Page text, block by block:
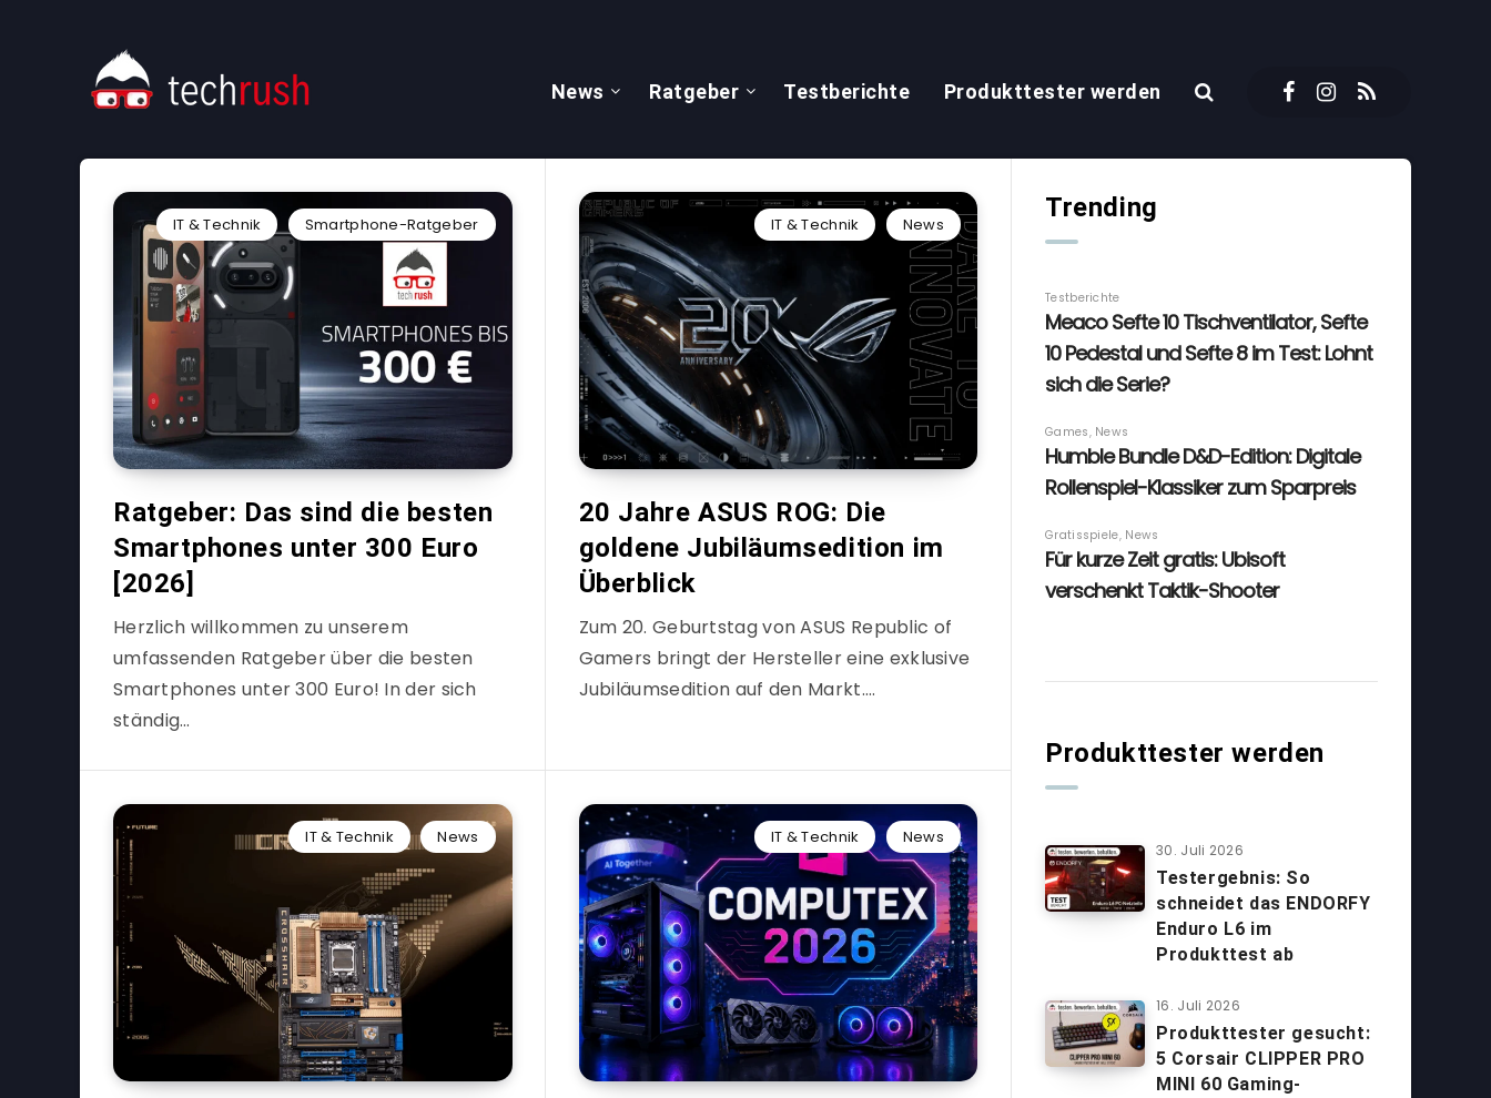
News Ratgeber Testberichte Produkttester werden
IT & Technik Smartphone-Ratgeber
Ratgeber: Das sind die besten
Smartphones unter 300 Euro
[2026]
Herzlich willkommen zu unserem
umfassenden Ratgeber über die besten
Smartphones unter 300 Euro! In der sich
ständig…
IT & Technik News
20 Jahre ASUS ROG: Die
goldene Jubiläumsedition im
Überblick
Zum 20. Geburtstag von ASUS Republic of
Gamers bringt der Hersteller eine exklusive
Jubiläumsedition auf den Markt….
IT & Technik News IT & Technik News
Trending
Produkttester werden
30. Juli 2026
Testergebnis: So
schneidet das ENDORFY
Enduro L6 im
Produkttest ab
16. Juli 2026
Produkttester gesucht:
5 Corsair CLIPPER PRO
MINI 60 Gaming-